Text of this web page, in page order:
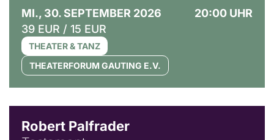
MI., 30. SEPTEMBER 2026
20:00 UHR
39 EUR / 15 EUR
THEATER & TANZ
THEATERFORUM GAUTING E.V.
Robert Palfrader